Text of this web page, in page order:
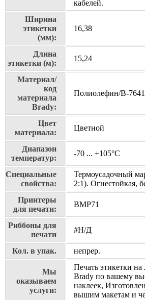
кабелей.
Ширина
этикетки
(мм):
16,38
Длина
этикетки (м):
15,24
Материал/
код
материала
Brady:
Полиолефин/В-7641
Цвет
материала:
Цветной
Диапазон
температур:
-70 ... +105°С
Специальные
свойства:
Термоусадочный
2:1). Огнестойкая,
Принтеры
для печати:
BMP71
Риббоны для
печати
#Н/Д
Кол. в упак. непрер.
Мы
оказываем
услуги:
Печать этикетки
Brady по вашему
наклеек,
вышим макетам и